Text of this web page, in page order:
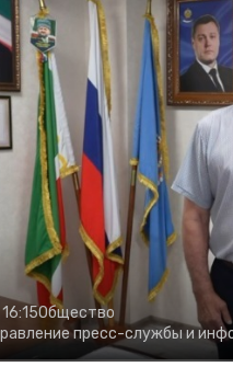
Общество
пресс-службы и